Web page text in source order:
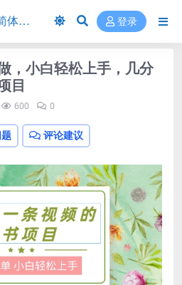
登录
，小白轻松上手，几分
目
600 0
评论建议